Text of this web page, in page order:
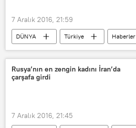
7 Aralık 2016, 21:59
DÜNYA Türkiye
Haberler
Adana
Aladağ
İl Milli Eğitim Müdürlüğü
Yangın
Rusya’nın en zengin kadını İran’da
çarşafa girdi
7 Aralık 2016, 21:45